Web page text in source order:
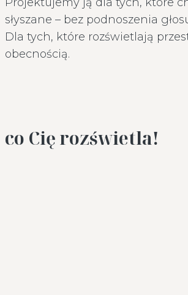
Projektujemy ją dla tych, które
słyszane – bez podnoszenia
Dla tych, które rozświetlają
obecnością.
co Cię rozświetla!